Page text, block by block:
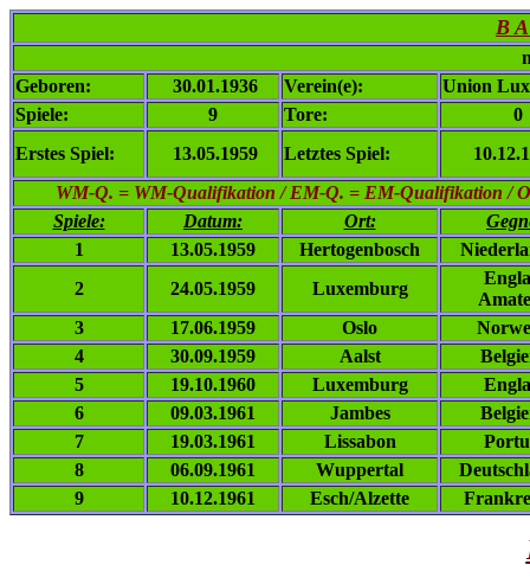
B
Geboren:
30.01.1936 Verein(e):
Union
Spiele:
9 Tore:
0
Erstes Spiel:
13.05.1959 Letztes Spiel:
WM-Q. = WM-Qualifikation / EM-Q. = EM-Qualifikation /
Spiele:
Datum: Ort:
1
13.05.1959 Hertogenbosch
2
24.05.1959 Luxemburg
3
17.06.1959 Oslo
4
30.09.1959 Aalst
5
19.10.1960 Luxemburg
6
09.03.1961 Jambes
7
19.03.1961 Lissabon
8
06.09.1961 Wuppertal
9
10.12.1961 Esch/Alzette